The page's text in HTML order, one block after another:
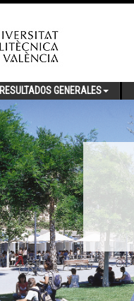
RESULTADOS GENERALES